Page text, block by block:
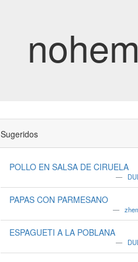
Sugeridos
POLLO EN SALSA DE CIRUELA
PAPAS CON PARMESANO
ESPAGUETI A LA POBLANA